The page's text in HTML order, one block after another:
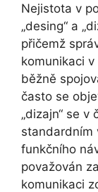
Nejistota v
„desing“ a
přičemž
komunikaci v
běžně
často se
„dizajn“ se
standardním
funkčního
považován
komunikaci